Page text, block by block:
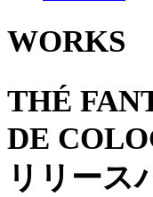
WORKS
THÉ
DE
リリース